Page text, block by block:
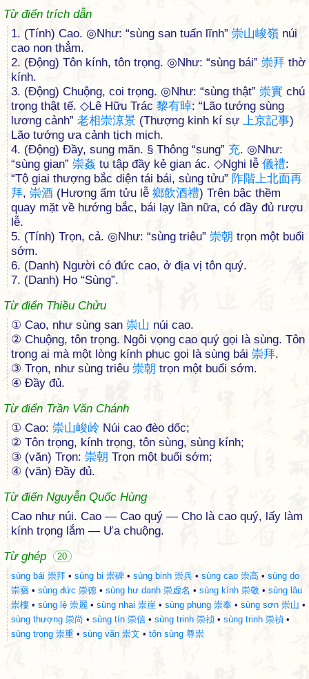
Từ điển trích dẫn
1. (Tính) Cao. ◎Như: “sùng san tuấn lĩnh” 崇山峻嶺 núi
cao non thẳm.
2. (Động) Tôn kính, tôn trọng. ◎Như: “sùng bái” 崇拜 thờ
kính.
3. (Động) Chuộng, coi trọng. ◎Như: “sùng thật” 崇實 chú
trọng thật tế. ◇Lê Hữu Trác 黎有晫: “Lão tướng sùng
lương cảnh” 老相崇涼景 (Thượng kinh kí sự 上京記事)
Lão tướng ưa cảnh tịch mịch.
4. (Động) Đầy, sung mãn. § Thông “sung” 充. ◎Như:
“sùng gian” 崇姦 tụ tập đầy kẻ gian ác. ◇Nghi lễ 儀禮:
“Tộ giai thượng bắc diện tái bái, sùng tửu” 阼階上北面再
拜, 崇酒 (Hương ẩm tửu lễ 鄉飲酒禮) Trên bậc thềm
quay mặt về hướng bắc, bái lạy lần nữa, có đầy đủ rượu
lễ.
5. (Tính) Trọn, cả. ◎Như: “sùng triêu” 崇朝 trọn một buổi
sớm.
6. (Danh) Người có đức cao, ở địa vị tôn quý.
7. (Danh) Họ “Sùng”.
Từ điển Thiều Chửu
① Cao, như sùng san 崇山 núi cao.
② Chuộng, tôn trọng. Ngôi vọng cao quý gọi là sùng. Tôn
trọng ai mà một lòng kính phục gọi là sùng bái 崇拜.
③ Trọn, như sùng triêu 崇朝 trọn một buổi sớm.
④ Ðầy đủ.
Từ điển Trần Văn Chánh
① Cao: 崇山峻岭 Núi cao đèo dốc;
② Tôn trọng, kính trọng, tôn sùng, sùng kính;
③ (văn) Trọn: 崇朝 Trọn một buổi sớm;
④ (văn) Đầy đủ.
Từ điển Nguyễn Quốc Hùng
Cao như núi. Cao — Cao quý — Cho là cao quý, lấy làm
kính trọng lắm — Ưa chuộng.
Từ ghép
20
sùng bái 崇拜 • sùng bi 崇碑 • sùng binh 崇兵 • sùng cao 崇高 • sùng do
崇蕕 • sùng đức 崇徳 • sùng hư danh 崇虚名 • sùng kính 崇敬 • sùng lâu
崇樓 • sùng lệ 崇麗 • sùng nhai 崇崖 • sùng phụng 崇奉 • sùng sơn 崇山 •
sùng thượng 崇尚 • sùng tín 崇信 • sùng trinh 崇祯 • sùng trinh 崇禎 •
sùng trọng 崇重 • sùng văn 崇文 • tôn sùng 尊崇